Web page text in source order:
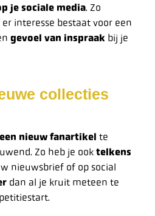
je sociale media. Zo
interesse bestaat voor een
gevoel van inspraak bij je
collecties
nieuw fanartikel te
Zo heb je ooktelkens
nieuwsbrief of op social
dan al je kruit meteen te